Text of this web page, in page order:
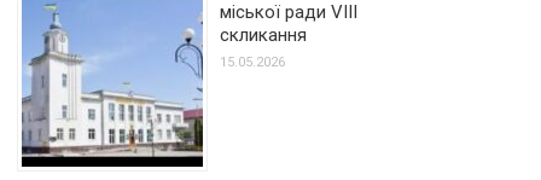
міської ради VIII
скликання
15.05.2026